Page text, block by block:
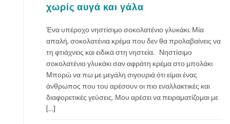
χωρίς αυγά και γάλα
Ένα υπέροχο νηστίσιμο σοκολατένιο γλυκάκι. Μία
απαλή, σοκολατένια κρέμα που δεν θα προλαβαίνεις να
τη φτιάχνεις και ειδικά στη νηστεία. Νηστίσιμο
σοκολατένιο γλυκάκι σαν αφράτη κρέμα στο μπολάκι
Μπορώ να πω με μεγάλη σιγουριά ότι είμαι ένας
άνθρωπος που του αρέσουν οι πιο εναλλακτικές και
διαφορετικές γεύσεις. Μου αρέσει να πειραματίζομαι με
[…]